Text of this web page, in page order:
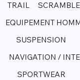
TRAIL
EQUIPEMENT
SUSPENSION
NAVIGATION /
SPORTWEAR